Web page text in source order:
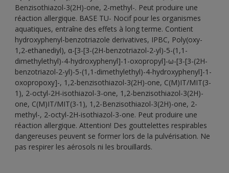
Benzisothiazol-3(2H)-one, 2-methyl-. Peut produire une
réaction allergique. BASE TU- Nocif pour les organismes
aquatiques, entraîne des effets à long terme. Contient
hydroxyphenyl-benzotriazole derivatives, IPBC, Poly(oxy-
1,2-ethanediyl), α-[3-[3-(2H-benzotriazol-2-yl)-5-(1,1-
dimethylethyl)-4-hydroxyphenyl]-1-oxopropyl]-ω-[3-[3-(2H-
benzotriazol-2-yl)-5-(1,1-dimethylethyl)-4-hydroxyphenyl]-1-
oxopropoxy]-, 1,2-benzisothiazol-3(2H)-one, C(M)IT/MIT(3-
1), 2-octyl-2H-isothiazol-3-one, 1,2-benzisothiazol-3(2H)-
one, C(M)IT/MIT(3-1), 1,2-Benzisothiazol-3(2H)-one, 2-
methyl-, 2-octyl-2H-isothiazol-3-one. Peut produire une
réaction allergique. Attention! Des gouttelettes respirables
dangereuses peuvent se former lors de la pulvérisation. Ne
pas respirer les aérosols ni les brouillards.